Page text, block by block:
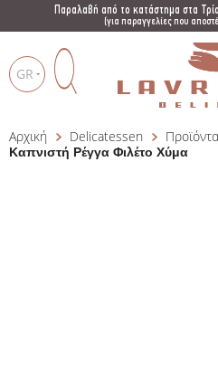
Παραλαβή από το κατάστημα στα
(για παραγγελίες που
GR
ProductsΤο καλάθι μου ()
Αρχική Delicatessen
Καπνιστή Ρέγγα Φιλέτο Χύμα